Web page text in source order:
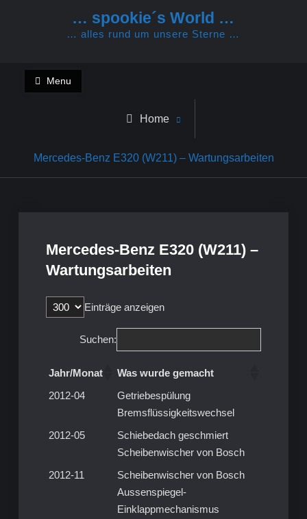
… spookie´s World …
… alles rund um unsere Sterne …
Menu
Home
Mercedes-Benz E320 (W211) – Wartungsarbeiten
Mercedes-Benz E320 (W211) –
Wartungsarbeiten
Einträge anzeigen
Suchen:
Jahr/Monat
Was wurde gemacht
Jahr/Monat
Was wurde gemacht
2012-04
Getriebespülung
Bremsflüssigkeitswechsel
2012-05
Schiebedach geschmiert
Scheibenwischer von Bosch
2012-11
Scheibenwischer von Bosch
Aussenspiegel-
Einklappmechanismus